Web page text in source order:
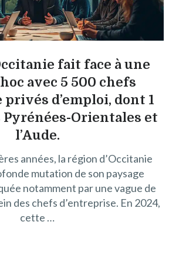
fait face à une
avec 5 500 chefs
privés d’emploi, dont 1
Pyrénées-Orientales et
l’Aude.
années, la région d’Occitanie
mutation de son paysage
notamment par une vague de
des chefs d’entreprise. En 2024,
cette …